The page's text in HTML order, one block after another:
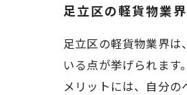
足立区の軽貨物業
足立区の軽貨物業界は
いる点が挙げられま
メリットには、自分